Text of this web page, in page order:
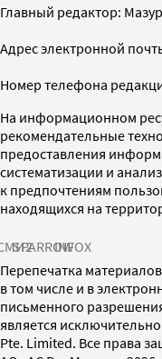
Главный редактор:
Адрес электронной
Номер телефона
На информационном
рекомендательные
предоставления
систематизации и
к предпочтениям
находящихся на
SPARROWINFOX
Перепечатка
в том числе и в
письменного
является
Pte. Limited. Все права